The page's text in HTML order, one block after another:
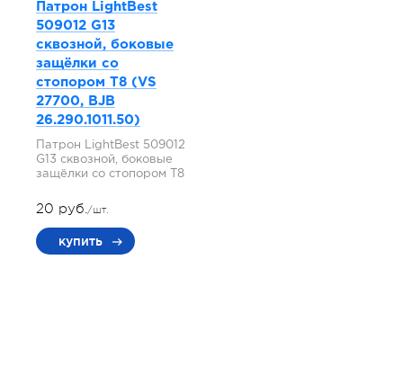
Патрон LightBest
509012 G13
сквозной, боковые
защёлки со
стопором T8 (VS
27700, BJB
26.290.1011.50)
Патрон LightBest 509012
G13 сквозной, боковые
защёлки со стопором T8
20 руб./шт.
купить